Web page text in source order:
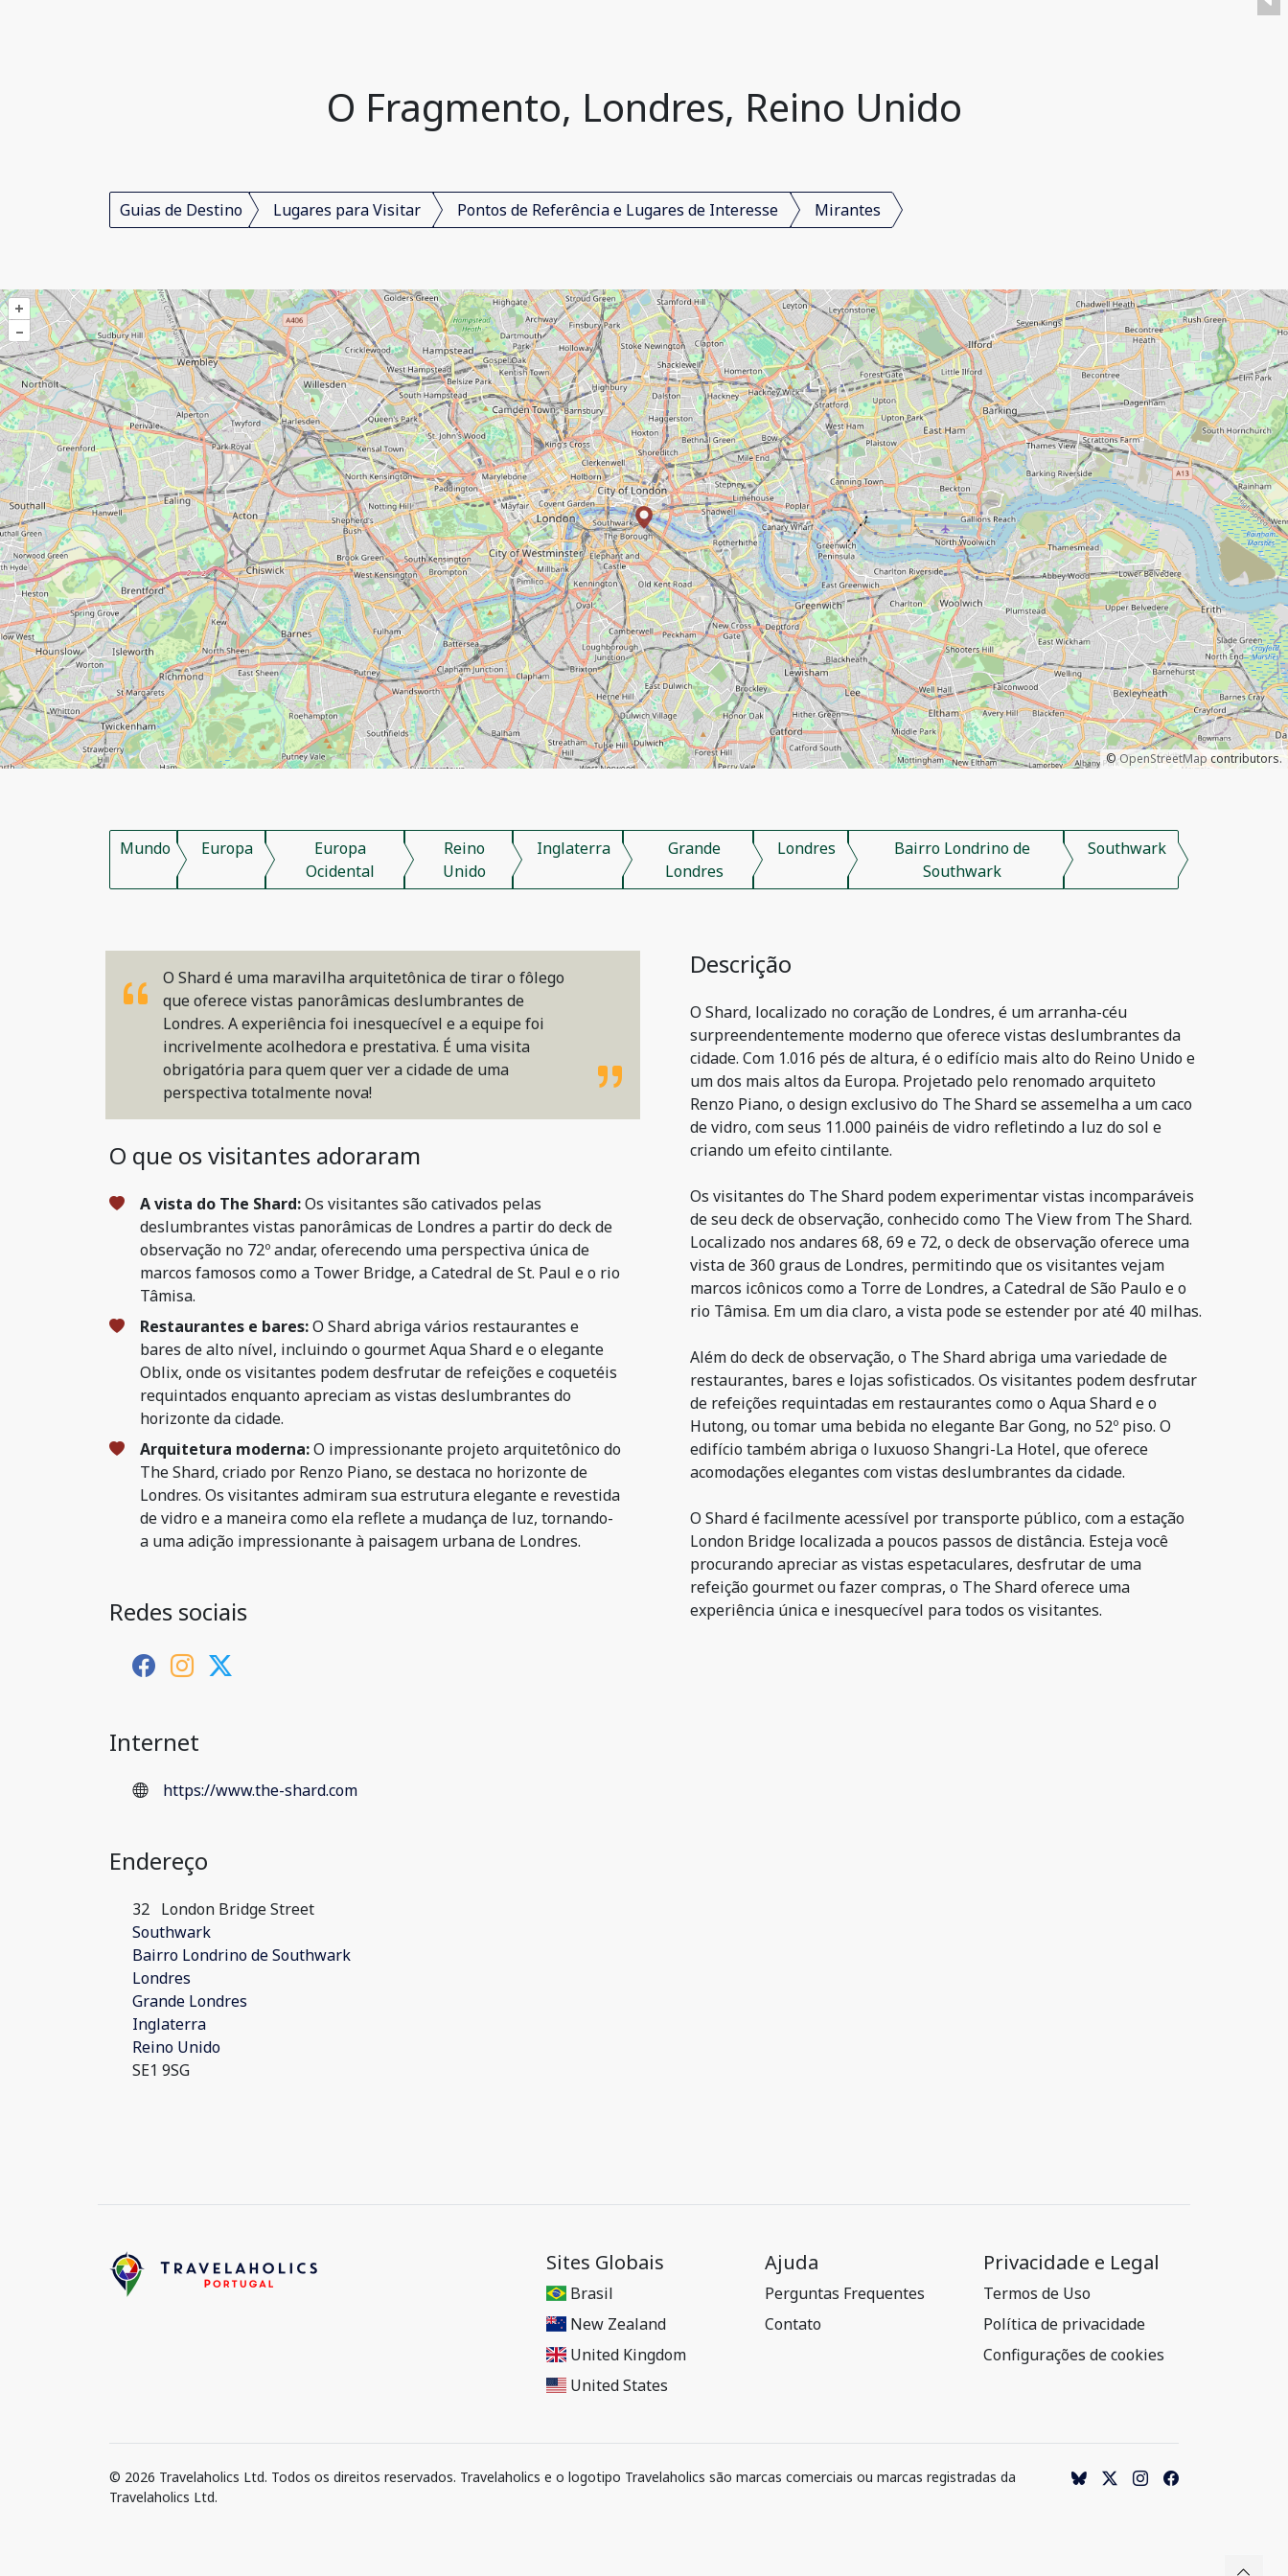
O Fragmento, Londres, Reino Unido
Guias de Destino Lugares para Visitar Pontos de Referência e Lugares de Interesse Mirantes
+
–
©OpenStreetMapcontributors.
Mundo Europa
Europa
Ocidental
Reino
Unido
Inglaterra
Grande
Londres
Londres
Bairro Londrino de
Southwark
Southwark
O Shard é uma maravilha arquitetônica de tirar o fôlego
que oferece vistas panorâmicas deslumbrantes de
Londres. A experiência foi inesquecível e a equipe foi
incrivelmente acolhedora e prestativa. É uma visita
obrigatória para quem quer ver a cidade de uma
perspectiva totalmente nova!
O que os visitantes adoraram
A vista do The Shard:Os visitantes são cativados pelas
deslumbrantes vistas panorâmicas de Londres a partir do deck de
observação no 72º andar, oferecendo uma perspectiva única de
marcos famosos como a Tower Bridge, a Catedral de St. Paul e o rio
Tâmisa.
Restaurantes e bares:O Shard abriga vários restaurantes e
bares de alto nível, incluindo o gourmet Aqua Shard e o elegante
Oblix, onde os visitantes podem desfrutar de refeições e coquetéis
requintados enquanto apreciam as vistas deslumbrantes do
horizonte da cidade.
Arquitetura moderna:O impressionante projeto arquitetônico do
The Shard, criado por Renzo Piano, se destaca no horizonte de
Londres. Os visitantes admiram sua estrutura elegante e revestida
de vidro e a maneira como ela reflete a mudança de luz, tornando-
a uma adição impressionante à paisagem urbana de Londres.
Redes sociais
Internet
https://www.the-shard.com
Endereço
32 London Bridge Street
Southwark
Bairro Londrino de Southwark
Londres
Grande Londres
Inglaterra
Reino Unido
SE1 9SG
Descrição
O Shard, localizado no coração de Londres, é um arranha-céu
surpreendentemente moderno que oferece vistas deslumbrantes da
cidade. Com 1.016 pés de altura, é o edifício mais alto do Reino Unido e
um dos mais altos da Europa. Projetado pelo renomado arquiteto
Renzo Piano, o design exclusivo do The Shard se assemelha a um caco
de vidro, com seus 11.000 painéis de vidro refletindo a luz do sol e
criando um efeito cintilante.
Os visitantes do The Shard podem experimentar vistas incomparáveis
de seu deck de observação, conhecido como The View from The Shard.
Localizado nos andares 68, 69 e 72, o deck de observação oferece uma
vista de 360 graus de Londres, permitindo que os visitantes vejam
marcos icônicos como a Torre de Londres, a Catedral de São Paulo e o
rio Tâmisa. Em um dia claro, a vista pode se estender por até 40 milhas.
Além do deck de observação, o The Shard abriga uma variedade de
restaurantes, bares e lojas sofisticados. Os visitantes podem desfrutar
de refeições requintadas em restaurantes como o Aqua Shard e o
Hutong, ou tomar uma bebida no elegante Bar Gong, no 52º piso. O
edifício também abriga o luxuoso Shangri-La Hotel, que oferece
acomodações elegantes com vistas deslumbrantes da cidade.
O Shard é facilmente acessível por transporte público, com a estação
London Bridge localizada a poucos passos de distância. Esteja você
procurando apreciar as vistas espetaculares, desfrutar de uma
refeição gourmet ou fazer compras, o The Shard oferece uma
experiência única e inesquecível para todos os visitantes.
Sites Globais
Brasil
New Zealand
United Kingdom
United States
Ajuda
Perguntas Frequentes
Contato
Privacidade e Legal
Termos de Uso
Política de privacidade
Configurações de cookies
© 2026 Travelaholics Ltd. Todos os direitos reservados. Travelaholics e o logotipo Travelaholics são marcas comerciais ou marcas registradas da
Travelaholics Ltd.